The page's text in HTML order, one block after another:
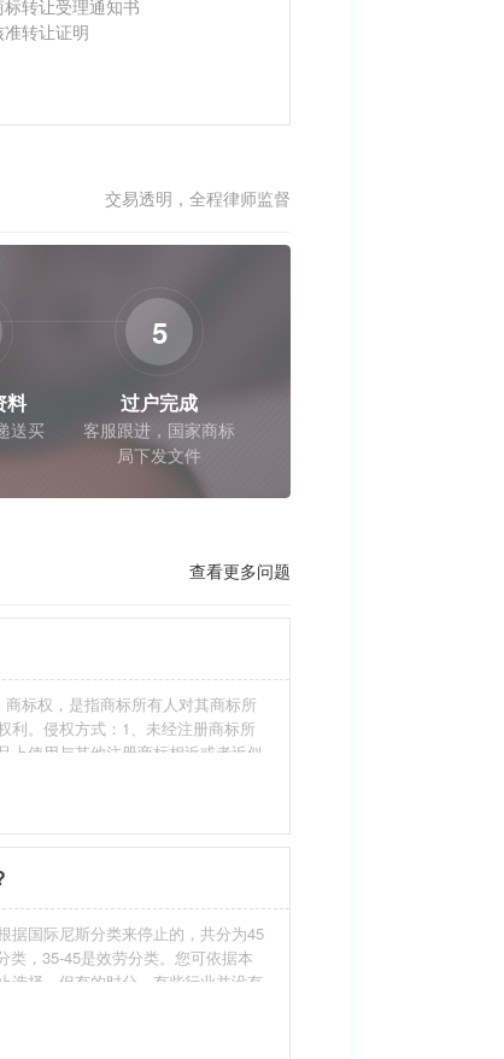
标转让受理通知书
准转让证明
交易透明，全程律师监督
料
送买
5
过户完成
客服跟进，国家商标
局下发文件
查看更多问题
标权，是指商标所有人对其商标所
利。侵权方式：1、未经注册商标所
上使用与其他注册商标相近或者近似
冒注册商标的商品。3、伪造、擅自
销售伪造、擅自制造的注册商标标
成其他损害。
据国际尼斯分类来停止的，共分为45
类，35-45是效劳分类。您可依据本
选择。但有的时分，有些行业并没有
也无法由一个分类就完整包含进
况，对这样的行业要特别留意，假